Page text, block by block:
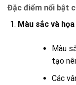
Đặc điểm nổi bật
Màu sắc và
Màu
tạo
Các